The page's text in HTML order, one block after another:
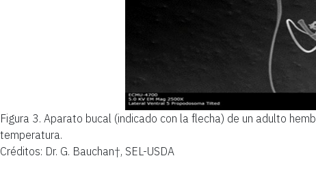
Figura 3. Aparato bucal (indicado con la flecha) de un adulto
temperatura.
Créditos: Dr. G. Bauchan†, SEL-USDA